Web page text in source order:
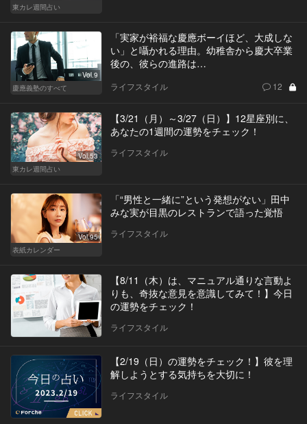
東カレ週間占い
Vol.9
慶應義塾のすべて
「実家が裕福な慶應ボーイほど、大成しな
い」と囁かれる理由。幼稚舎から慶大卒業
後の、彼らの進路は…
ライフスタイル 12
Vol.53
東カレ週間占い
【3/21（月）～3/27（日）】12星座別に、
あなたの1週間の運勢をチェック！
ライフスタイル
Vol.95
表紙カレンダー
「“男性と一緒に”という発想がない」田中
みな実が目黒のレストランで語った覚悟
ライフスタイル
【8/11（木）は、マニュアル通りな言動よ
りも、奇抜な意見を意識してみて！】今日
の運勢をチェック！
ライフスタイル
【2/19（日）の運勢をチェック！】彼を理
解しようとする気持ちを大切に！
ライフスタイル